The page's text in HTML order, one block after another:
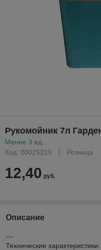
Рукомойник 7л
Менее 3 ед.
Код: 00025219
Розница
12,40 руб.
Описание
---
Технические характеристики: